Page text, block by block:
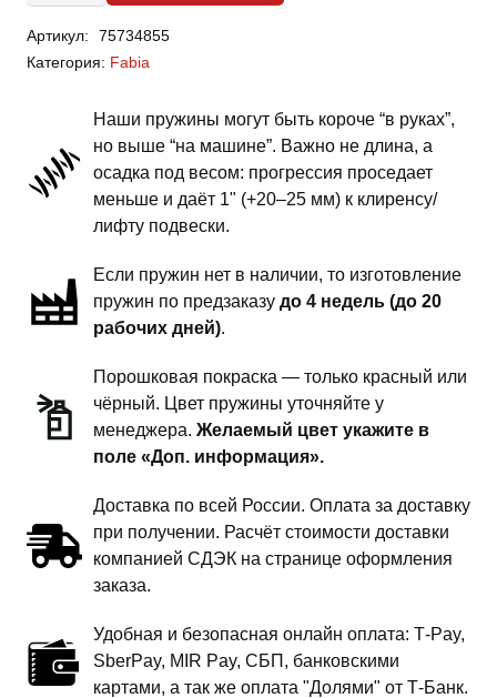
Fabia
-
подвески
-
комфорт
Артикул:
75734855
Категория: Fabia
Наши пружины могут быть короче “в руках”,
но выше “на машине”. Важно не длина, а
осадка под весом: прогрессия проседает
меньше и даёт 1" (+20–25 мм) к клиренсу/
лифту подвески.
Если пружин нет в наличии, то изготовление
пружин по предзаказу до 4 недель (до 20
рабочих дней).
Порошковая покраска — только красный или
чёрный. Цвет пружины уточняйте у
менеджера. Желаемый цвет укажите в
поле «Доп. информация».
Доставка по всей России. Оплата за доставку
при получении. Расчёт стоимости доставки
компанией СДЭК на странице оформления
заказа.
Удобная и безопасная онлайн оплата: T‑Pay,
SberPay, MIR Pay, СБП, банковскими
картами, а так же оплата "Долями" от Т-Банк.